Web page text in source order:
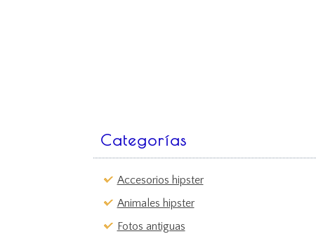
Categorías
Accesorios hipster
Animales hipster
Fotos antiguas